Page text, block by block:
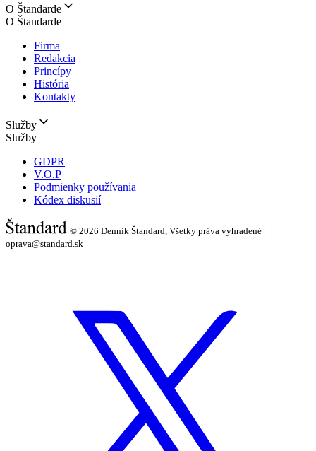
O Štandarde
O Štandarde
Firma
Redakcia
Princípy
História
Kontakty
Služby
Služby
GDPR
V.O.P
Podmienky používania
Kódex diskusií
© 2026 Denník Štandard, Všetky práva vyhradené |
oprava@standard.sk